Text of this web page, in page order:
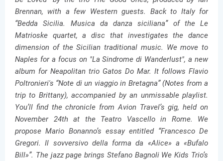
Brennan, with a few Western guests. Back to Italy for
“Bedda Sicilia. Musica da danza siciliana” of the Le
Matrioske quartet, a disc that investigates the dance
dimension of the Sicilian traditional music. We move to
Naples for a focus on "La Sindrome di Wanderlust", a new
album for Neapolitan trio Gatos Do Mar. It follows Flavio
Poltronieri's “Note di un viaggio in Bretagna” (Notes from a
trip to Brittany), accompanied by an unmissable playlist.
You’ll find the chronicle from Avion Travel’s gig, held on
November 24th at the Teatro Vascello in Rome. We
propose Mario Bonanno’s essay entitled “Francesco De
Gregori. Il sovversivo della forma da «Alice» a «Bufalo
Bill»”. The jazz page brings Stefano Bagnoli We Kids Trio’s